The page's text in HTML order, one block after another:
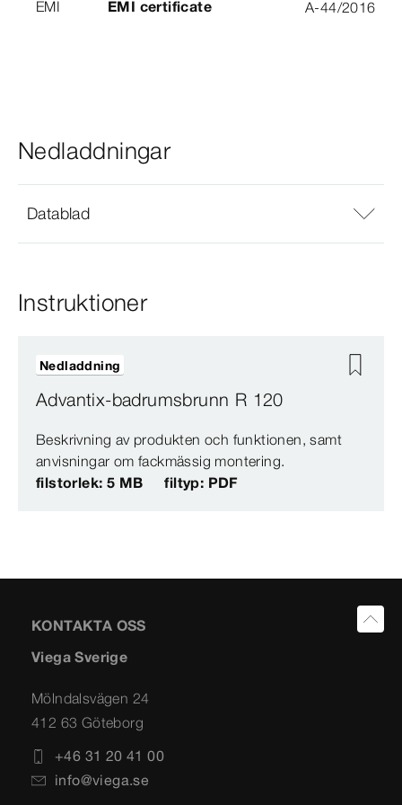
EMI EMI certificate A-44/2016
Nedladdningar
Datablad
Instruktioner
Advantix-badrumsbrunn R 120
Beskrivning av produkten och funktionen, samt
anvisningar om fackmässig montering.
filstorlek: 5 MB
filtyp: PDF
Nedladdning
KONTAKTA OSS
Viega Sverige
Mölndalsvägen 24
412 63 Göteborg
+46 31 20 41 00
info@viega.se